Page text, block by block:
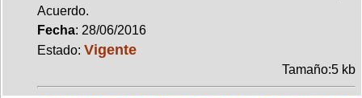
Acuerdo.
Fecha: 28/06/2016
Estado: Vigente
Tamaño:5 kb